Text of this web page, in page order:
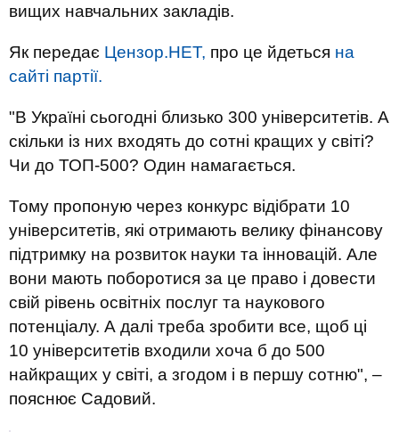
вищих навчальних закладів.
Як передає Цензор.НЕТ, про це йдеться на
сайті партії.
"В Україні сьогодні близько 300 університетів. А
скільки із них входять до сотні кращих у світі?
Чи до ТОП-500? Один намагається.
Тому пропоную через конкурс відібрати 10
університетів, які отримають велику фінансову
підтримку на розвиток науки та інновацій. Але
вони мають поборотися за це право і довести
свій рівень освітніх послуг та наукового
потенціалу. А далі треба зробити все, щоб ці
10 університетів входили хоча б до 500
найкращих у світі, а згодом і в першу сотню", –
пояснює Садовий.